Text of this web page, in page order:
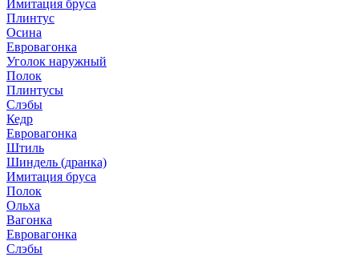
Имитация бруса
Плинтус
Осина
Евровагонка
Уголок наружный
Полок
Плинтусы
Слэбы
Кедр
Евровагонка
Штиль
Шиндель (дранка)
Имитация бруса
Полок
Ольха
Вагонка
Евровагонка
Слэбы